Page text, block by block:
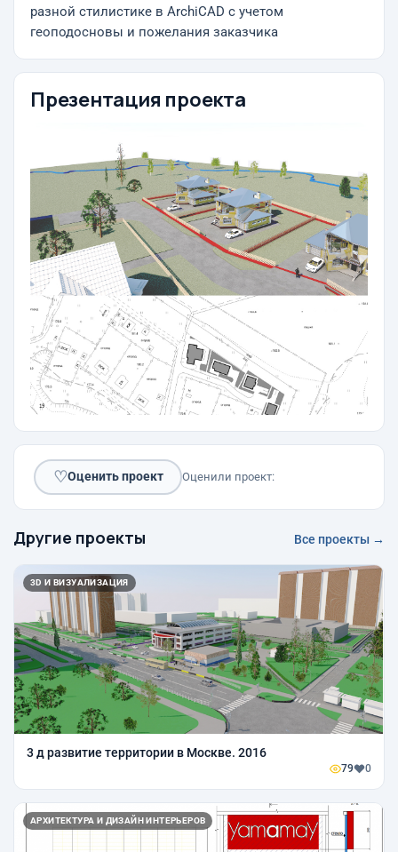
разной стилистике в ArchiCAD с учетом
геоподосновы и пожелания заказчика
Презентация проекта
♡Оценить проект Оценили проект:
Другие проекты Все проекты →
3D И ВИЗУАЛИЗАЦИЯ
3 д развитие территории в Москве. 2016
79 0
АРХИТЕКТУРА И ДИЗАЙН ИНТЕРЬЕРОВ